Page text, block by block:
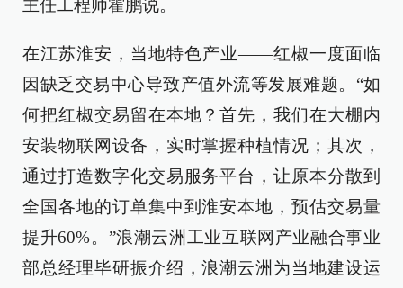
主任工程师霍鹏说。
在江苏淮安，当地特色产业——红椒一度面临
因缺乏交易中心导致产值外流等发展难题。“如
何把红椒交易留在本地？首先，我们在大棚内
安装物联网设备，实时掌握种植情况；其次，
通过打造数字化交易服务平台，让原本分散到
全国各地的订单集中到淮安本地，预估交易量
提升60%。”浪潮云洲工业互联网产业融合事业
部总经理毕研振介绍，浪潮云洲为当地建设运